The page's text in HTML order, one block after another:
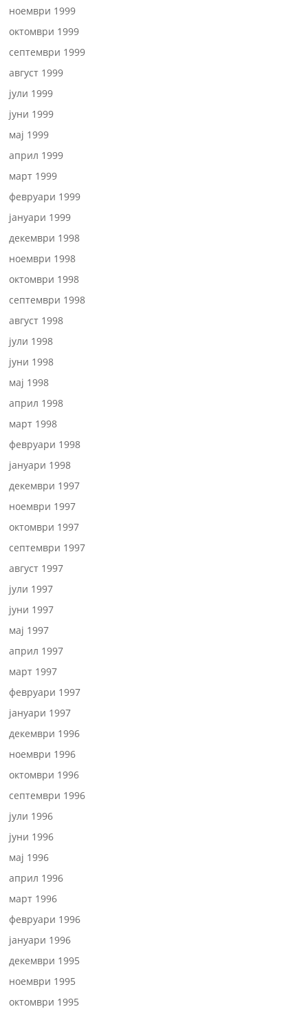
ноември 1999
октомври 1999
септември 1999
август 1999
јули 1999
јуни 1999
мај 1999
април 1999
март 1999
февруари 1999
јануари 1999
декември 1998
ноември 1998
октомври 1998
септември 1998
август 1998
јули 1998
јуни 1998
мај 1998
април 1998
март 1998
февруари 1998
јануари 1998
декември 1997
ноември 1997
октомври 1997
септември 1997
август 1997
јули 1997
јуни 1997
мај 1997
април 1997
март 1997
февруари 1997
јануари 1997
декември 1996
ноември 1996
октомври 1996
септември 1996
јули 1996
јуни 1996
мај 1996
април 1996
март 1996
февруари 1996
јануари 1996
декември 1995
ноември 1995
октомври 1995